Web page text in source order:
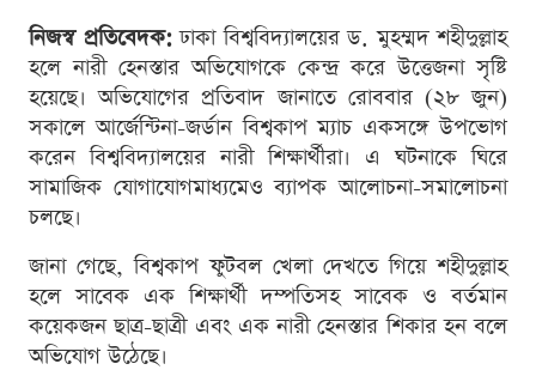
নিজস্ব প্রতিবেদক:ঢাকা বিশ্ববিদ্যালয়ের ড. মুহম্মদ শহীদুল্লাহ
হলে নারী হেনস্তার অভিযোগকে কেন্দ্র করে উত্তেজনা সৃষ্টি
হয়েছে। অভিযোগের প্রতিবাদ জানাতে রোববার (২৮ জুন)
সকালে আর্জেন্টিনা-জর্ডান বিশ্বকাপ ম্যাচ একসঙ্গে উপভোগ
করেন বিশ্ববিদ্যালয়ের নারী শিক্ষার্থীরা। এ ঘটনাকে ঘিরে
সামাজিক যোগাযোগমাধ্যমেও ব্যাপক আলোচনা-সমালোচনা
চলছে।
জানা গেছে, বিশ্বকাপ ফুটবল খেলা দেখতে গিয়ে শহীদুল্লাহ
হলে সাবেক এক শিক্ষার্থী দম্পতিসহ সাবেক ও বর্তমান
কয়েকজন ছাত্র-ছাত্রী এবং এক নারী হেনস্তার শিকার হন বলে
অভিযোগ উঠেছে।